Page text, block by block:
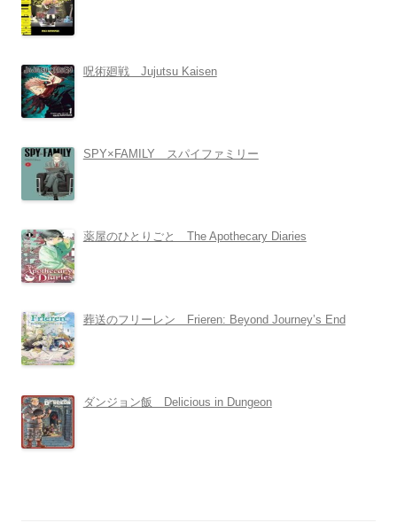
呪術廻戦 Jujutsu Kaisen
SPY×FAMILY スパイファミリー
薬屋のひとりごと The Apothecary Diaries
葬送のフリーレン Frieren: Beyond Journey’s End
ダンジョン飯 Delicious in Dungeon